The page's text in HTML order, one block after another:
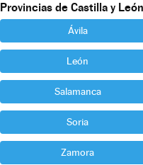
Provincias de Castilla y León
Ávila
León
Salamanca
Soria
Zamora